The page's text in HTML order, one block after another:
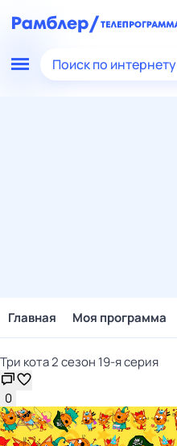
Поиск по интернету
Главная Моя программа
Три кота 2 сезон 19-я серия
0